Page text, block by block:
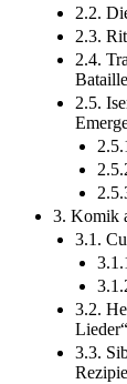
2.2.
2.3.
2.4.
2.5.
3. Komik
3.1.
3.2.
3.3.